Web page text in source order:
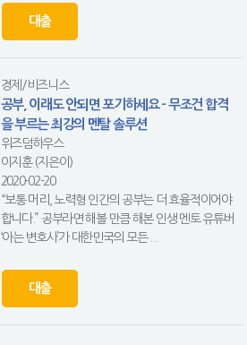
대출
경제/비즈니스
공부, 이래도 안되면 포기하세요 - 무조건 합격
을 부르는 최강의 멘탈 솔루션
위즈덤하우스
이지훈 (지은이)
2020-02-20
“보통 머리, 노력형 인간의 공부는 더 효율적이어야
합니다.” 공부라면 해볼 만큼 해본 인생 멘토 유튜버
‘아는 변호사’가 대한민국의 모든 ...
대출